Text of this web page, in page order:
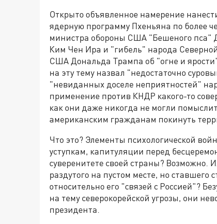
Открыто объявленное намерение
ядерную программу Пхеньяна по более
министра обороны США "Бешеного пса"
Ким Чен Ира и "гибель" народа
США Дональда Трампа об "огне и
на эту тему назвал "недостаточно
"невиданных доселе неприятностей"
применение против КНДР какого-то
как они даже никогда не могли
американским гражданам покинуть
Что это? Элементы психологической
уступкам, капитуляции перед
суверенитете своей страны? Возможно.
раздутого на пустом месте, но ставшего
относительно его "связей с Россией"?
на тему северокорейской угрозы, они
президента.